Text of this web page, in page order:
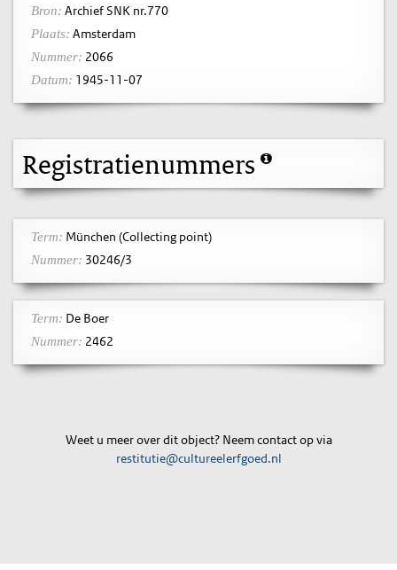
Bron: Archief SNK nr.770
Plaats: Amsterdam
Nummer: 2066
Datum: 1945-11-07
Registratienummers
Term: München (Collecting point)
Nummer: 30246/3
Term: De Boer
Nummer: 2462
Weet u meer over dit object? Neem contact op via
restitutie@cultureelerfgoed.nl